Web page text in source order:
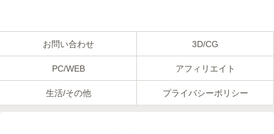
お問い合わせ 3D/CG
PC/WEB アフィリエイト
生活/その他 プライバシーポリシー